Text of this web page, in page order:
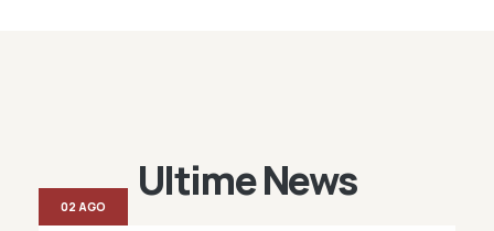
Ultime News
02 AGO